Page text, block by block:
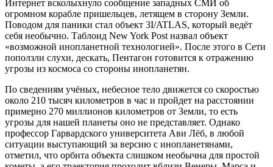
Интернет всколыхнуло сообщение западных СМИ об
огромном корабле пришельцев, летящем в сторону Земли.
Поводом для паники стал объект 3I/ATLAS, который ведёт
себя необычно. Таблоид New York Post назвал объект
«возможной инопланетной технологией». После этого в Сети
поползли слухи, дескать, Пентагон готовится к отражению
угрозы из космоса со стороны инопланетян.
По сведениям учёных, небесное тело движется со скоростью
около 210 тысяч километров в час и пройдет на расстоянии
примерно 270 миллионов километров от Земли, то есть
угрозы для нашей планеты оно не представляет. Однако
профессор Гарвардского университета Ави Лёб, в любой
ситуации выступающий за версию с инопланетянами,
отметил, что орбита объекта слишком необычна для простой